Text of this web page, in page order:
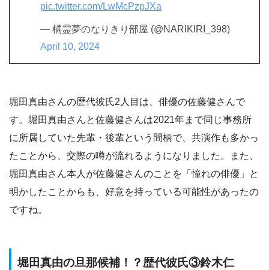
pic.twitter.com/LwMcPzpJXa
— 橘霊夢のなりきり部屋 (@NARIKIRI_398)
April 10, 2024
堀田真由さんの歴代彼氏2人目は、俳優の佐藤健さんで
す。堀田真由さんと佐藤健さんは2021年まで同じ事務所
に所属していた先輩・後輩という間柄で、共演作も多かっ
たことから、交際の噂が流れるようになりました。また、
堀田真由さん本人が佐藤健さんのことを「憧れの俳優」と
明かしたことからも、好意を持っている可能性があったの
ですね。
堀田真由の旦那候補！？歴代彼氏③鈴木仁